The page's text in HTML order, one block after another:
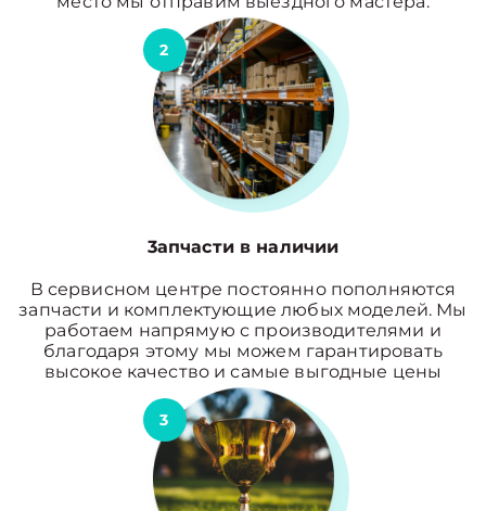
2
3апчасти в наличии
В сервисном центре постоянно пополняются
запчасти и комплектующие любых моделей. Мы
работаем напрямую с производителями и
благодаря этому мы можем гарантировать
высокое качество и самые выгодные цены
3